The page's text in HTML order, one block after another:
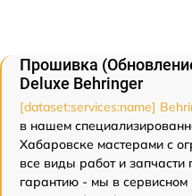
Прошивка
Deluxe Behringer
[dataset:services:name]
в нашем
Хабаровске мастерами с
все виды работ и
гарантию - мы в сервисном